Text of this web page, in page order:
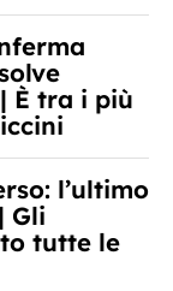
È tra i più
l’ultimo
Gli
tutte le